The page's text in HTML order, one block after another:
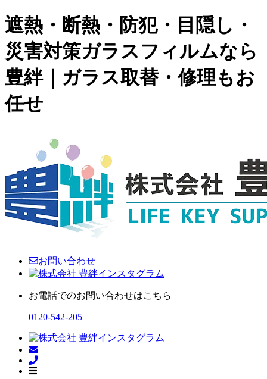
遮熱・断熱・防犯・目隠し・
災害対策ガラスフィルムなら
豊絆｜ガラス取替・修理もお
任せ
お問い合わせ
お電話でのお問い合わせはこちら
0120-542-205